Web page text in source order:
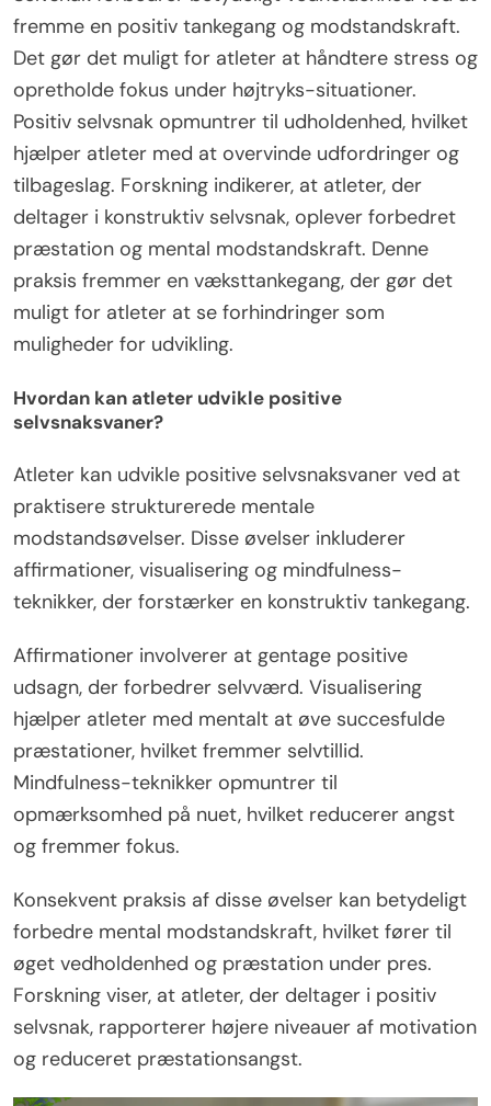
fremme en positiv tankegang og modstandskraft.
Det gør det muligt for atleter at håndtere stress og
opretholde fokus under højtryks-situationer.
Positiv selvsnak opmuntrer til udholdenhed, hvilket
hjælper atleter med at overvinde udfordringer og
tilbageslag. Forskning indikerer, at atleter, der
deltager i konstruktiv selvsnak, oplever forbedret
præstation og mental modstandskraft. Denne
praksis fremmer en væksttankegang, der gør det
muligt for atleter at se forhindringer som
muligheder for udvikling.
Hvordan kan atleter udvikle positive
selvsnaksvaner?
Atleter kan udvikle positive selvsnaksvaner ved at
praktisere strukturerede mentale
modstandsøvelser. Disse øvelser inkluderer
affirmationer, visualisering og mindfulness-
teknikker, der forstærker en konstruktiv tankegang.
Affirmationer involverer at gentage positive
udsagn, der forbedrer selvværd. Visualisering
hjælper atleter med mentalt at øve succesfulde
præstationer, hvilket fremmer selvtillid.
Mindfulness-teknikker opmuntrer til
opmærksomhed på nuet, hvilket reducerer angst
og fremmer fokus.
Konsekvent praksis af disse øvelser kan betydeligt
forbedre mental modstandskraft, hvilket fører til
øget vedholdenhed og præstation under pres.
Forskning viser, at atleter, der deltager i positiv
selvsnak, rapporterer højere niveauer af motivation
og reduceret præstationsangst.